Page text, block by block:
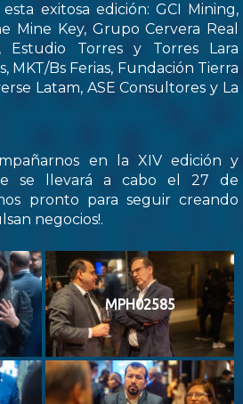
exitosa edición: GCI Mining,
Mine Key, Grupo Cervera Real
Estudio Torres y Torres Lara
MKT/Bs Ferias, Fundación Tierra
Latam, ASE Consultores y La
en la XIV edición y
se llevará a cabo el 27 de
pronto para seguir creando
negocios!.
MPH02585